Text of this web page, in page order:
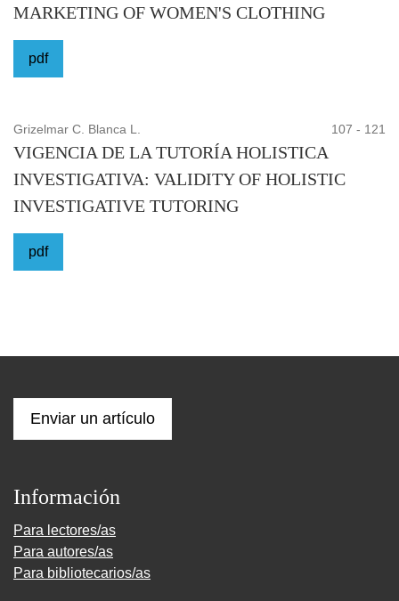
MARKETING OF WOMEN'S CLOTHING
pdf
Grizelmar C. Blanca L. 107 - 121
VIGENCIA DE LA TUTORÍA HOLISTICA
INVESTIGATIVA: VALIDITY OF HOLISTIC
INVESTIGATIVE TUTORING
pdf
Enviar un artículo
Información
Para lectores/as
Para autores/as
Para bibliotecarios/as